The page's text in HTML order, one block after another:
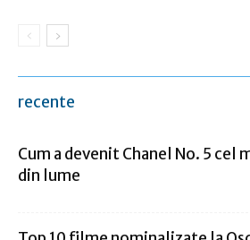
recente
Cum a devenit Chanel No. 5 cel
din lume